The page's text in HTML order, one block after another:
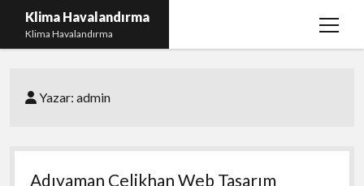
Klima Havalandırma
Klima Havalandırma
menüyü
Igtv Beğeni Gönderme Parasız
Yazar:admin
Adıyaman Çelikhan Web Tasarım